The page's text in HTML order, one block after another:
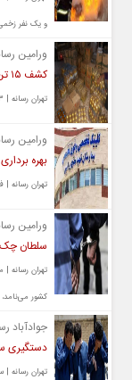
و یک نفر
ورامین
کشف ۱۵ تن روغن خوراکی احتکار شده در ورامین
تهران رسانه | ۳ انبار احتکار روغن خوراکی در ورامین کشف شد.
ورامین
بهره
تهران رسانه | فاز
ورامین
سلطان چک
تهران رسانه
کشور می‌نامد،
جوادآباد
دستگیری
تهران رسانه |